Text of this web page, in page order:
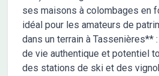
ses maisons à colombages en
idéal pour les amateurs de
dans un terrain à Tassenières**
de vie authentique et potentiel
des stations de ski et des